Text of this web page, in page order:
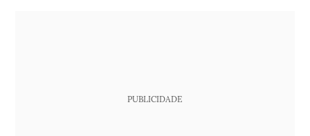
PUBLICIDADE